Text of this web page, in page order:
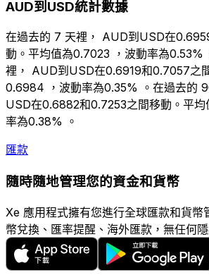
AUD到USD統計數據
在過去的 7 天裡， AUD到USD在
動。平均值為0.7023 ，波動率為0.53%
裡， AUD到USD在0.6919和0.7057之
0.6984 ，波動率為0.35% 。在過去的
USD在0.6882和0.7253之間移動。平
率為0.38% 。
匯款
隨時隨地管理您的資金和貨幣
Xe 應用程式擁有您進行全球匯款和貨幣
幣兌換、匯率提醒、海外匯款，無任何